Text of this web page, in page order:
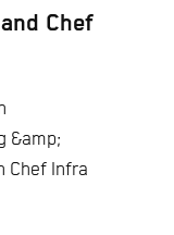
Chef
&amp;
Chef Infra